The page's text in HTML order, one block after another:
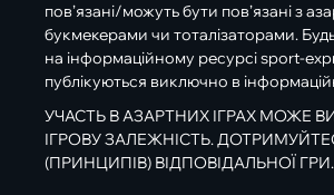
пов’язані/можуть бути пов’язані з
букмекерами чи тоталізаторами.
на інформаційному ресурсі sport-
публікуються виключно в
УЧАСТЬ В АЗАРТНИХ ІГРАХ МОЖЕ
ІГРОВУ ЗАЛЕЖНІСТЬ.
(ПРИНЦИПІВ) ВІДПОВІДАЛЬНОЇ ГРИ.